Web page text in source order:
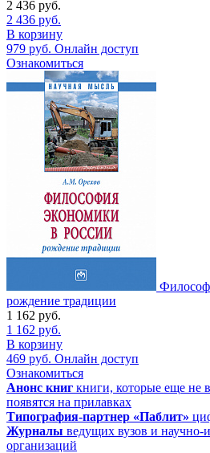
2 436 руб.
2 436 руб.
В корзину
979 руб. Онлайн доступ
Ознакомиться
рождение традиции
1 162 руб.
1 162 руб.
В корзину
469 руб. Онлайн доступ
Ознакомиться
Анонс книг книги, которые еще не
появятся на прилавках
Типография-партнер «Паблит»
Журналы ведущих вузов и научно-
организаций